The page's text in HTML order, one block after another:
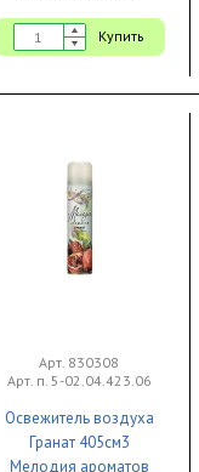
Купить
Арт. 830308
Арт. п. 5-02.04.423.06
Освежитель воздуха
Гранат 405см3
Мелодия ароматов